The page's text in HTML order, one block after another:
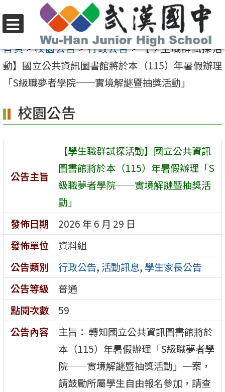
至
要
區
選
單
首頁>校園公告>行政公告>【學生職群試探活
動】國立公共資訊圖書館將於本（115）年暑假辦理
「S級職夢者學院──實境解謎暨抽獎活動」
校園公告
公告主旨
【學生職群試探活動】國立公共資訊
圖書館將於本（115）年暑假辦理「S
級職夢者學院──實境解謎暨抽獎活
動」
發佈日期
2026 年 6 月 29 日
發佈單位
資料組
公告類別
行政公告, 活動訊息, 學生家長公告
公告等級
普通
點閱次數
59
公告內容
主旨： 轉知國立公共資訊圖書館將於
本（115）年暑假辦理「S級職夢者學
院──實境解謎暨抽獎活動」一案，
請鼓勵所屬學生自由報名參加，請查